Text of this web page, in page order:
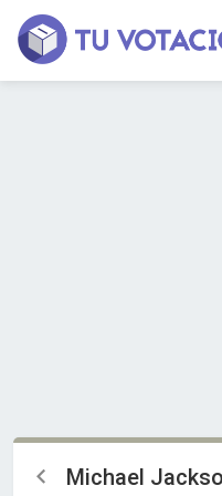
Michael